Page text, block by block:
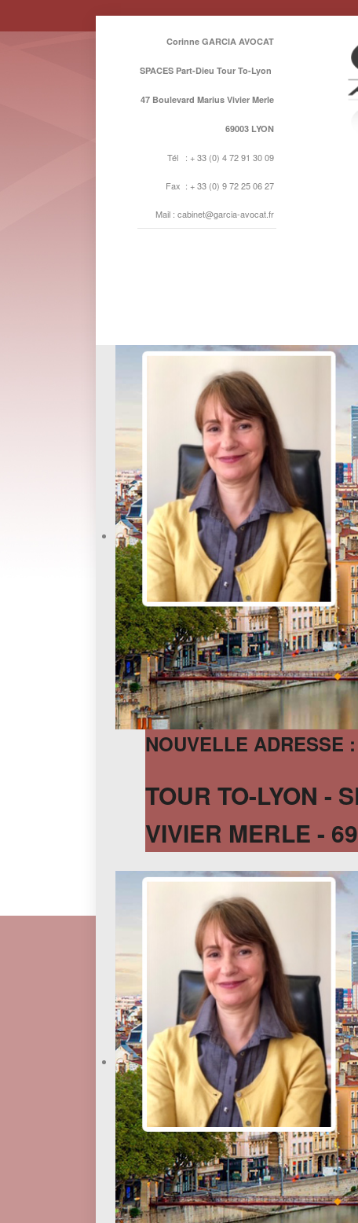
Corinne GARCIA AVOCAT
SPACES Part-Dieu Tour To-Lyon
47 Boulevard Marius Vivier Merle
69003 LYON
Tél : + 33 (0) 4 72 91 30 09
Fax : + 33 (0) 9 72 25 06 27
Mail : cabinet@garcia-avocat.fr
NOUVELLE ADRESSE :
TOUR TO-LYON -
VIVIER MERLE -